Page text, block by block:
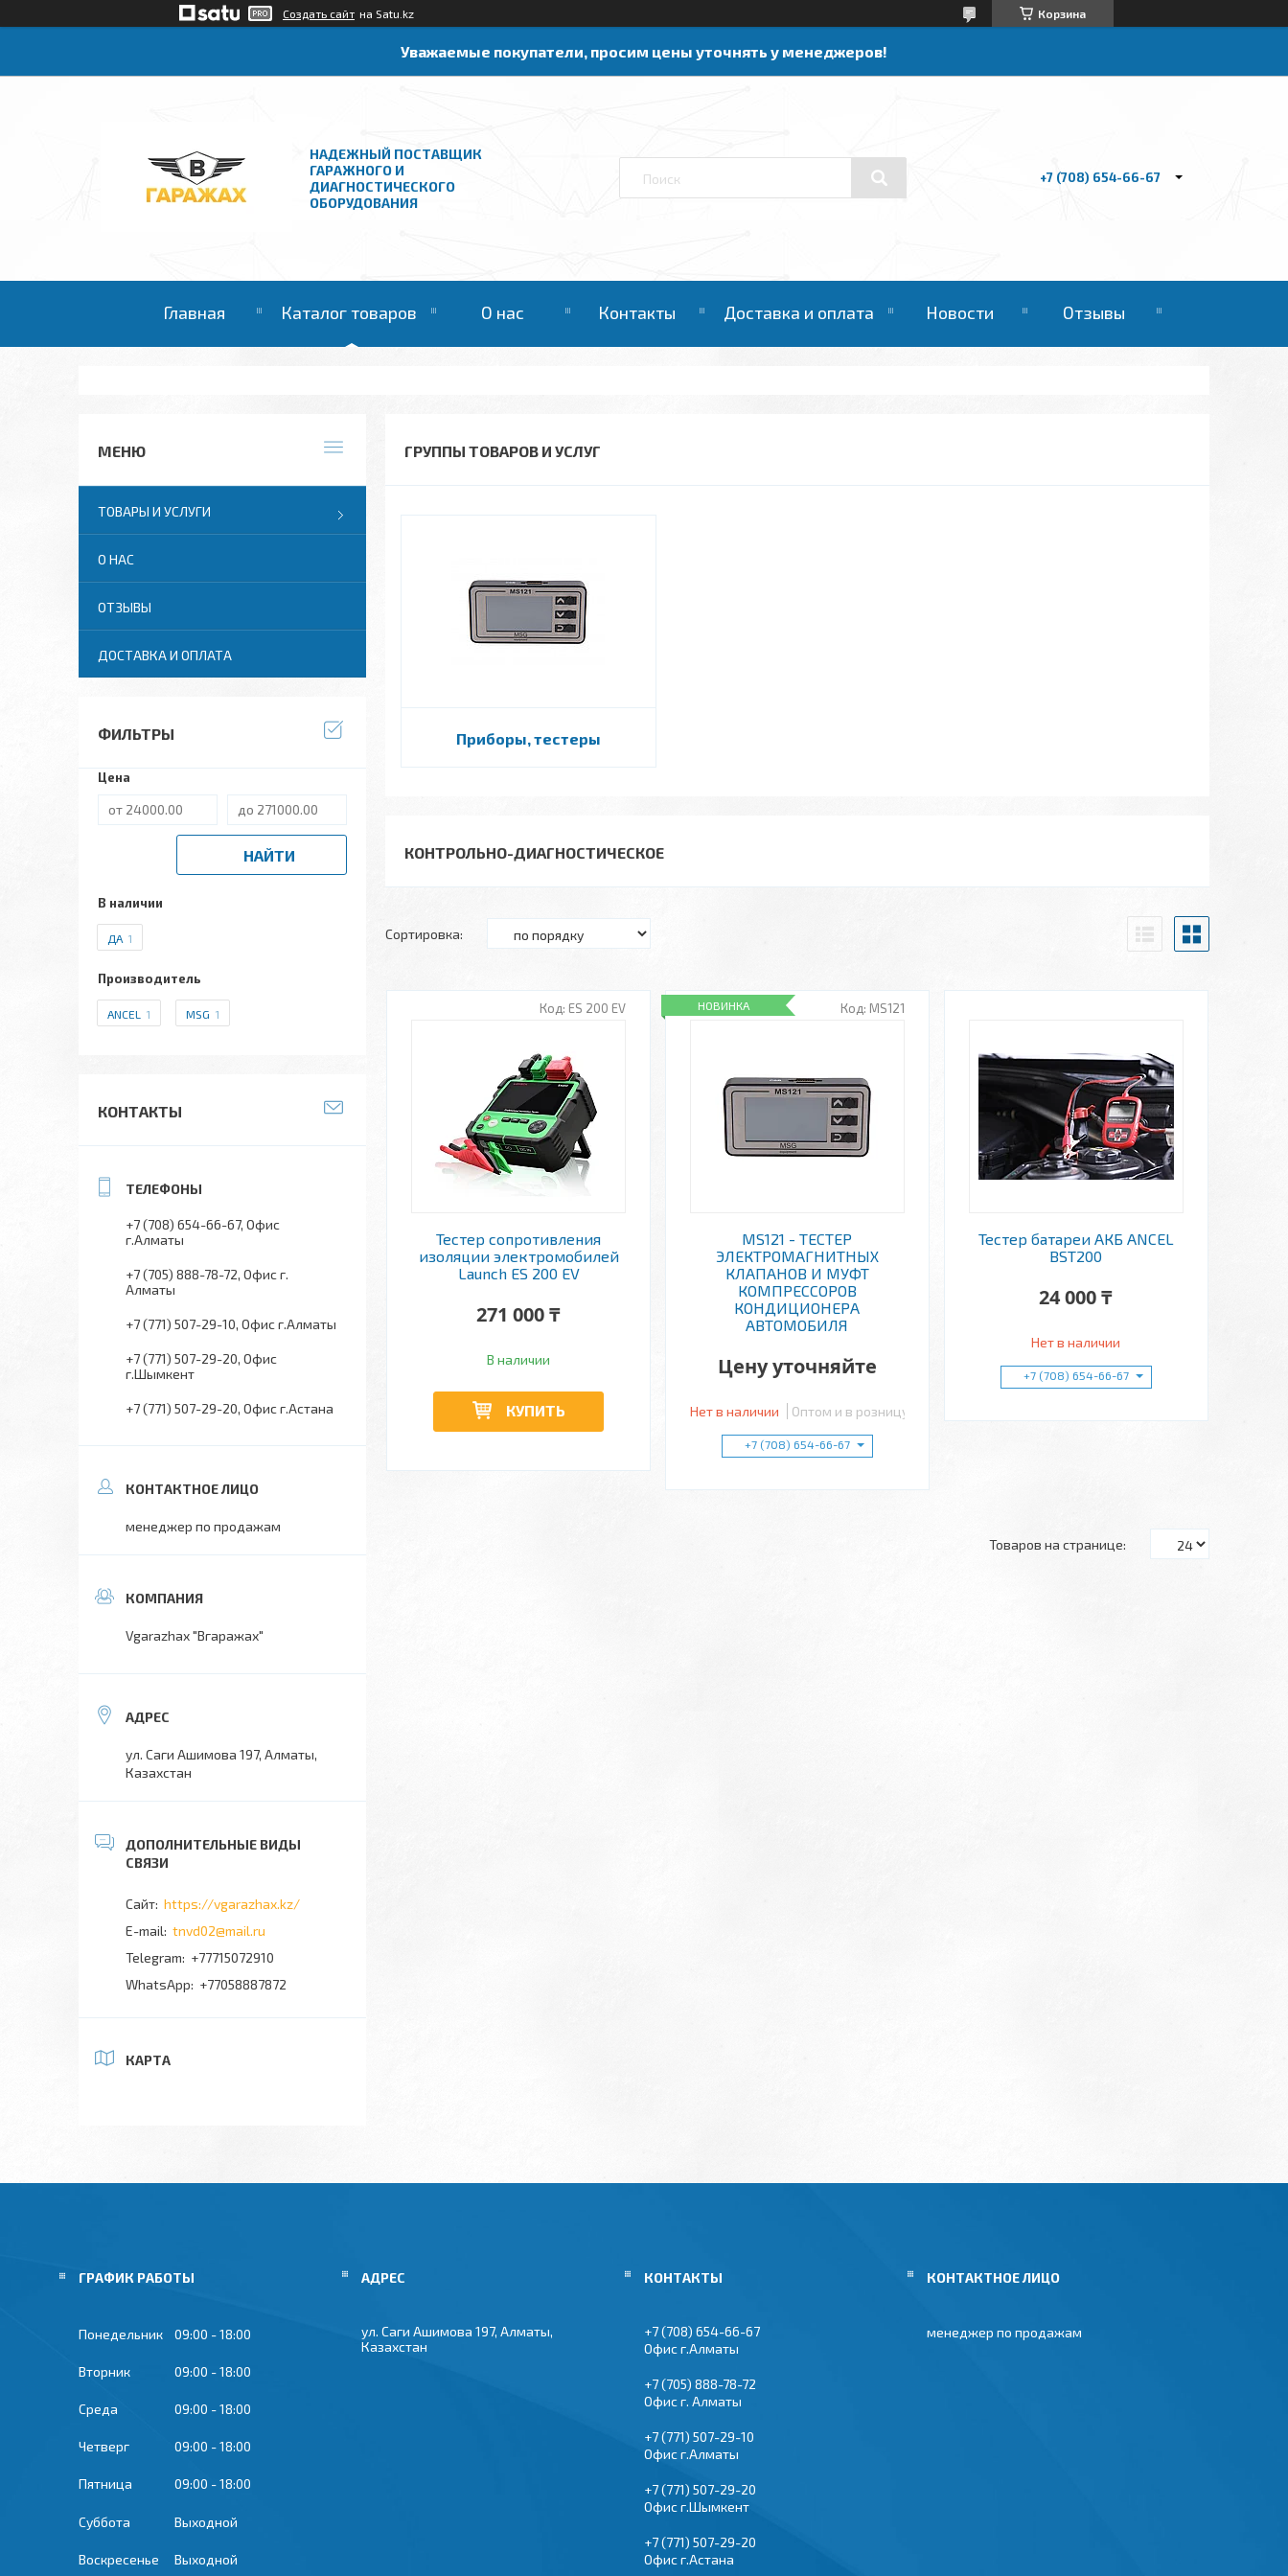
Создать сайт на Satu.kz Корзина
Уважаемые покупатели, просим цены уточнять у менеджеров!
НАДЕЖНЫЙ ПОСТАВЩИК
ГАРАЖНОГО И
ДИАГНОСТИЧЕСКОГО
ОБОРУДОВАНИЯ
+7 (708) 654-66-67
Главная Каталог товаров О нас Контакты Доставка и оплата Новости Отзывы
ГРУППЫ ТОВАРОВ И УСЛУГ
Приборы, тестеры
КОНТРОЛЬНО-ДИАГНОСТИЧЕСКОЕ
ES 200 EV
Тестер сопротивления
изоляции электромобилей
Launch ES 200 EV
271 000 ₸
В наличии
КУПИТЬ
MS121
НОВИНКА
MS121 - ТЕСТЕР
ЭЛЕКТРОМАГНИТНЫХ
КЛАПАНОВ И МУФТ
КОМПРЕССОРОВ
КОНДИЦИОНЕРА
АВТОМОБИЛЯ
Цену уточняйте
Нет в наличии Оптом и в розницу
+7 (708) 654-66-67
Тестер батареи АКБ ANCEL
BST200
24 000 ₸
Нет в наличии
+7 (708) 654-66-67
ТОВАРЫ И УСЛУГИ
О НАС
ОТЗЫВЫ
ДОСТАВКА И ОПЛАТА
ФИЛЬТРЫ
Цена
НАЙТИ
В наличии
ДА 1
Производитель
ANCEL 1 MSG 1
КОНТАКТЫ
+7 (708) 654-66-67 Офис
г.Алматы
+7 (705) 888-78-72 Офис г.
Алматы
+7 (771) 507-29-10 Офис г.Алматы
+7 (771) 507-29-20 Офис
г.Шымкент
+7 (771) 507-29-20 Офис г.Астана
менеджер по продажам
Vgarazhax "Вгаражах"
ул. Саги Ашимова 197, Алматы,
Казахстан
https://vgarazhax.kz/
tnvd02@mail.ru
+77715072910
+77058887872
КАРТА
ГРАФИК РАБОТЫ
Понедельник 09:00 18:00
Вторник 09:00 18:00
Среда 09:00 18:00
Четверг 09:00 18:00
Пятница 09:00 18:00
Суббота Выходной
Воскресенье Выходной
ул. Саги Ашимова 197, Алматы,
Казахстан
+7 (708) 654-66-67
Офис г.Алматы
+7 (705) 888-78-72
Офис г. Алматы
+7 (771) 507-29-10
Офис г.Алматы
+7 (771) 507-29-20
Офис г.Шымкент
+7 (771) 507-29-20
Офис г.Астана
менеджер по продажам